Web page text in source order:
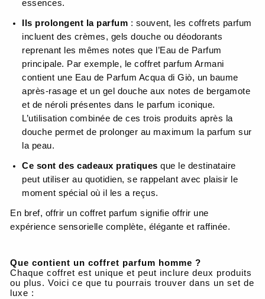
essences.
Ils prolongent la parfum : souvent, les coffrets parfum
incluent des crèmes, gels douche ou déodorants
reprenant les mêmes notes que l’Eau de Parfum
principale. Par exemple, le coffret parfum Armani
contient une Eau de Parfum Acqua di Giò, un baume
après-rasage et un gel douche aux notes de bergamote
et de néroli présentes dans le parfum iconique.
L’utilisation combinée de ces trois produits après la
douche permet de prolonger au maximum la parfum sur
la peau.
Ce sont des cadeaux pratiques que le destinataire
peut utiliser au quotidien, se rappelant avec plaisir le
moment spécial où il les a reçus.
En bref, offrir un coffret parfum signifie offrir une
expérience sensorielle complète, élégante et raffinée.
Que contient un coffret parfum homme ?
Chaque coffret est unique et peut inclure deux produits
ou plus. Voici ce que tu pourrais trouver dans un set de
luxe :